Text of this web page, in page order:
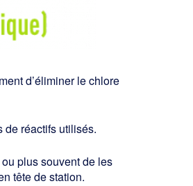
d’éliminer le chlore
de réactifs utilisés.
plus souvent de les
tête de station.